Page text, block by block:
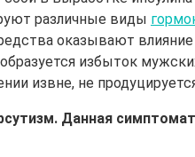
различные виды
оказывают влияние
избыток
извне, не
Данная